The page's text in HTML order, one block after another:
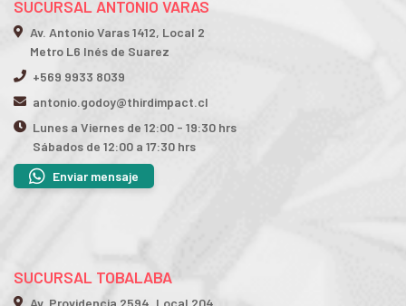
SUCURSAL ANTONIO VARAS
Av. Antonio Varas 1412, Local 2
Metro L6 Inés de Suarez
+569 9933 8039
antonio.godoy@thirdimpact.cl
Lunes a Viernes de 12:00 - 19:30 hrs
Sábados de 12:00 a 17:30 hrs
Enviar mensaje
SUCURSAL TOBALABA
Av. Providencia 2594, Local 204